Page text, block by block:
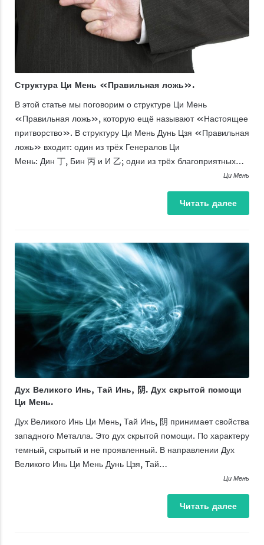
Структура Ци Мень «Правильная ложь».
В этой статье мы поговорим о структуре Ци Мень
«Правильная ложь», которую ещё называют «Настоящее
притворство». В структуру Ци Мень Дунь Цзя «Правильная
ложь» входит: один из трёх Генералов Ци
Мень: Дин 丁, Бин 丙 и И 乙; одни из трёх благоприятных…
Ци Мень
Читать далее
Дух Великого Инь, Тай Инь, 阴. Дух скрытой помощи
Ци Мень.
Дух Великого Инь Ци Мень, Тай Инь, 阴 принимает свойства
западного Металла. Это дух скрытой помощи. По характеру
темный, скрытый и не проявленный. В направлении Дух
Великого Инь Ци Мень Дунь Цзя, Тай…
Ци Мень
Читать далее